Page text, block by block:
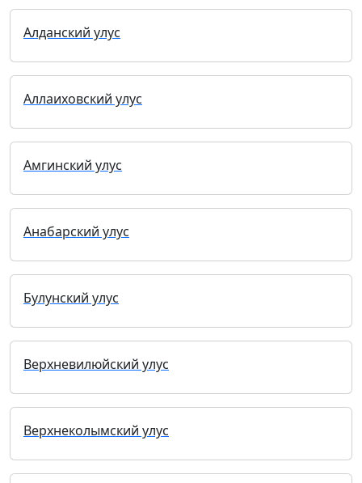
Алданский улус
Аллаиховский улус
Амгинский улус
Анабарский улус
Булунский улус
Верхневилюйский улус
Верхнеколымский улус